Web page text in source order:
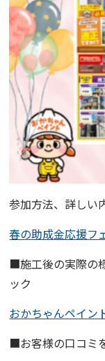
参加方法、詳しい
春の助成金応援フ
■施工後の実際の
ック
おかちゃんペイン
■お客様の口コミ